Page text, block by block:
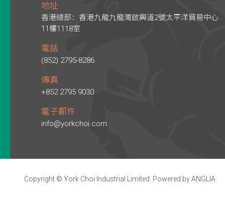
地址
香港總部：香港九龍九龍灣啟興道2號太平洋貿易中心
11樓1118室
電話
(852) 2795-8286
傳真
+852 2795 9030
電子郵件
info@yorkchoi.com
Copyright © York Choi Industrial Limited. Powered byANGLIA.